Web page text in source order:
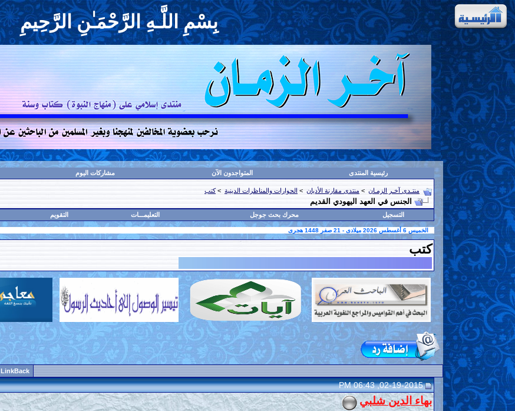
بِسْمِ اللَّـهِ الرَّحْمَـٰنِ الرَّحِيمِ
رئيسية المنتدى المتواجدون الآن مشاركات اليوم
منتـدى آخـر الزمـان > منتدى مقارنة الأديان > الحوارات والمناظرات الدينية >كتب
الجنس في العهد اليهودي القديم
التسجيل محرك بحث جوجل التعليمـــات التقويم
الخميس 6 أغسطس 2026 ميلادى - 21 صفر 1448 هجرى
كتب
LinkBack
02-19-2015, 06:43 PM
بهاء الدين شلبي